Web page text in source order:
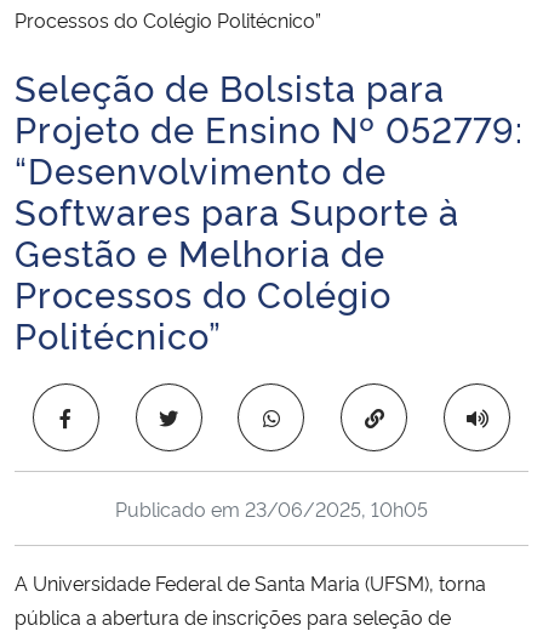
Ministério da Infraestrutura
Ministério da Agricultura, Pecuária e Abastecimento
Ministério da Educação
Ministério da Cidadania
Ministério da Saúde
Ministério da Ciência, Tecnologia, Inovações e Comunicações
Ministério do Desenvolvimento Regional
Processos do Colégio Politécnico”
Início do conteúdo
Seleção de Bolsista para
Projeto de Ensino Nº 052779:
“Desenvolvimento de
Softwares para Suporte à
Gestão e Melhoria de
Processos do Colégio
Politécnico”
Copiar para área
Publicado em 23/06/2025, 10h05
A Universidade Federal de Santa Maria (UFSM), torna
pública a abertura de inscrições para seleção de